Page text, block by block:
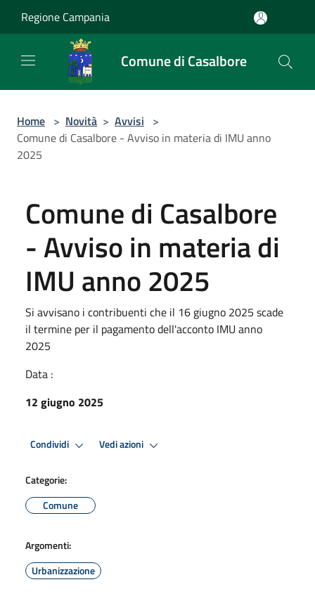
Regione Campania
Comune di Casalbore
Home > Novità > Avvisi >
Comune di Casalbore - Avviso in materia di IMU anno
2025
Comune di Casalbore
- Avviso in materia di
IMU anno 2025
Si avvisano i contribuenti che il 16 giugno 2025 scade
il termine per il pagamento dell'acconto IMU anno
2025
Data :
12 giugno 2025
Condividi Vedi azioni
Categorie:
Comune
Argomenti:
Urbanizzazione